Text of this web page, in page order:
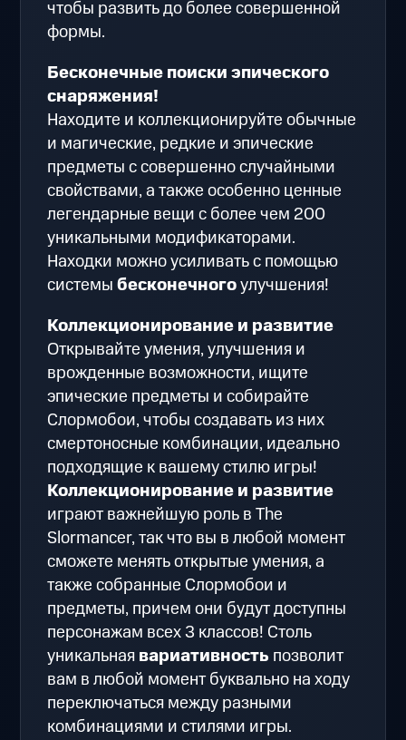
чтобы развить до более совершенной
формы.
Бесконечные поиски эпического
снаряжения!
Находите и коллекционируйте обычные
и магические, редкие и эпические
предметы с совершенно случайными
свойствами, а также особенно ценные
легендарные вещи с более чем 200
уникальными модификаторами.
Находки можно усиливать с помощью
системыбесконечногоулучшения!
Коллекционирование и развитие
Открывайте умения, улучшения и
врожденные возможности, ищите
эпические предметы и собирайте
Слормобои, чтобы создавать из них
смертоносные комбинации, идеально
подходящие к вашему стилю игры!
Коллекционирование и развитие
играют важнейшую роль в The
Slormancer, так что вы в любой момент
сможете менять открытые умения, а
также собранные Слормобои и
предметы, причем они будут доступны
персонажам всех 3 классов! Столь
уникальнаявариативность позволит
вам в любой момент буквально на ходу
переключаться между разными
комбинациями и стилями игры.